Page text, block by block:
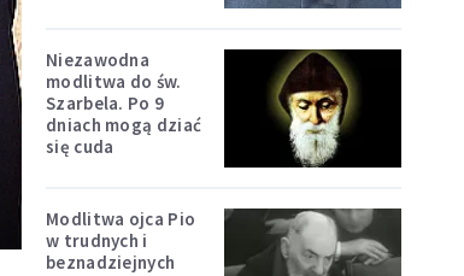
Niezawodna
modlitwa do św.
Szarbela. Po 9
dniach mogą dziać
się cuda
Modlitwa ojca Pio
w trudnych i
beznadziejnych